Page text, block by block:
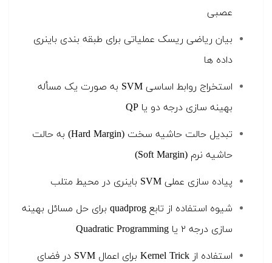
عصبی
بیان ریاضی ریسک عملیاتی برای طبقه بندی باینری
داده ها
استخراج روابط اساسی SVM به صورت یک مسأله
بهینه سازی درجه دو یا QP
تبدیل حالت حاشیه سخت (Hard Margin) به حالت
حاشیه نرم (Soft Margin)
پیاده سازی عملی SVM باینری در محیط متلب
شیوه استفاده از تابع quadprog برای حل مسائل بهینه
سازی درجه ۲ یا Quadratic Programming
استفاده از Kernel Trick برای اعمال SVM در فضای